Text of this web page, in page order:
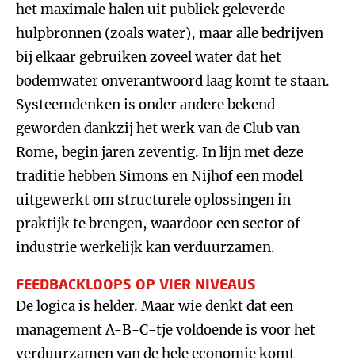
het maximale halen uit publiek geleverde
hulpbronnen (zoals water), maar alle bedrijven
bij elkaar gebruiken zoveel water dat het
bodemwater onverantwoord laag komt te staan.
Systeemdenken is onder andere bekend
geworden dankzij het werk van de Club van
Rome, begin jaren zeventig. In lijn met deze
traditie hebben Simons en Nijhof een model
uitgewerkt om structurele oplossingen in
praktijk te brengen, waardoor een sector of
industrie werkelijk kan verduurzamen.
FEEDBACKLOOPS OP VIER NIVEAUS
De logica is helder. Maar wie denkt dat een
management A-B-C-tje voldoende is voor het
verduurzamen van de hele economie komt